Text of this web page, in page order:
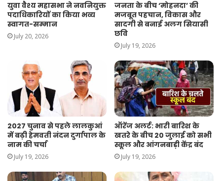
युवा वैश्य महासभा ने नवनियुक्त
पदाधिकारियों का किया भव्य
स्वागत-सम्मान
July 20, 2026
जनता के बीच ‘मोहनदा’ की
मजबूत पहचान, विकास और
सादगी से बनाई अलग सियासी
छवि
July 19, 2026
2027 चुनाव से पहले लालकुआं
में बढ़ी हेमवती नंदन दुर्गापाल के
नाम की चर्चा
July 19, 2026
ऑरेंज अलर्ट: भारी बारिश के
खतरे के बीच 20 जुलाई को सभी
स्कूल और आंगनबाड़ी केंद्र बंद
July 19, 2026